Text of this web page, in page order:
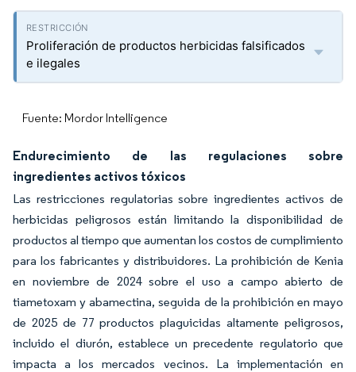
Proliferación de productos herbicidas falsificados
e ilegales
Fuente: Mordor Intelligence
Endurecimiento de las regulaciones sobre
ingredientes activos tóxicos
Las restricciones regulatorias sobre ingredientes activos de
herbicidas peligrosos están limitando la disponibilidad de
productos al tiempo que aumentan los costos de cumplimiento
para los fabricantes y distribuidores. La prohibición de Kenia
en noviembre de 2024 sobre el uso a campo abierto de
tiametoxam y abamectina, seguida de la prohibición en mayo
de 2025 de 77 productos plaguicidas altamente peligrosos,
incluido el diurón, establece un precedente regulatorio que
impacta a los mercados vecinos. La implementación en